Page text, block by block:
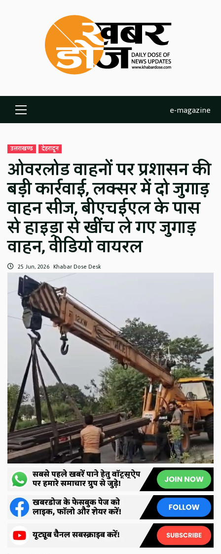
Primary
Menu
e-magazine
उत्तराखण्ड देहरादून
ओवरलोड वाहनों पर प्रशासन की
बड़ी कार्रवाई, लक्सर में दो जुगाड़
वाहन सीज, बीएचईएल के पास
से हाइड्रा से खींच ले गए जुगाड़
वाहन, वीडियो वायरल
25 Jun, 2026 Khabar Dose Desk